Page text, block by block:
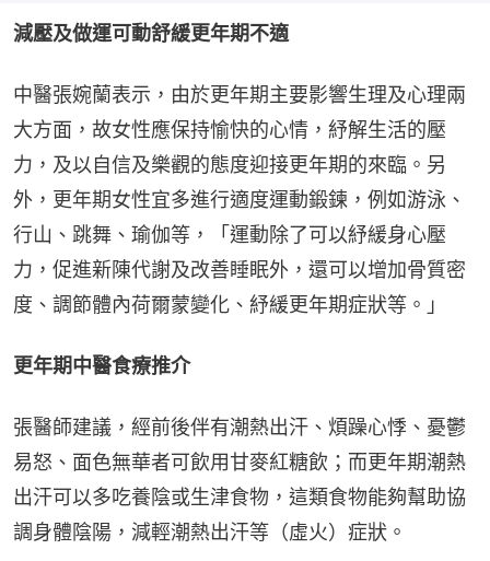
減壓及做運可動舒緩更年期不適
中醫張婉蘭表示，由於更年期主要影響生理及心理兩
大方面，故女性應保持愉快的心情，紓解生活的壓
力，及以自信及樂觀的態度迎接更年期的來臨。另
外，更年期女性宜多進行適度運動鍛鍊，例如游泳、
行山、跳舞、瑜伽等，「運動除了可以紓緩身心壓
力，促進新陳代謝及改善睡眠外，還可以增加骨質密
度、調節體內荷爾蒙變化、紓緩更年期症狀等。」
更年期中醫食療推介
張醫師建議，經前後伴有潮熱出汗、煩躁心悸、憂鬱
易怒、面色無華者可飲用甘麥紅糖飲；而更年期潮熱
出汗可以多吃養陰或生津食物，這類食物能夠幫助協
調身體陰陽，減輕潮熱出汗等（虛火）症狀。